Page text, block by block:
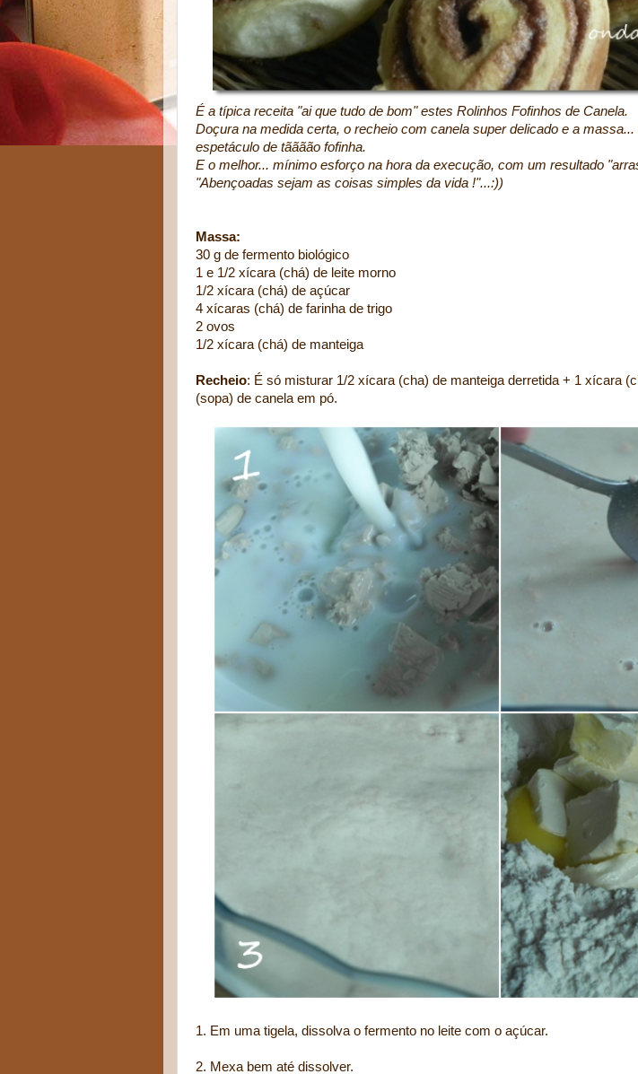
É a típica receita "ai que tudo de bom" estes Rolinhos Fofinhos de Canela.
Doçura na medida certa, o recheio com canela super delicado e a
espetáculo de tãããão fofinha.
E o melhor... mínimo esforço na hora da execução, com um resultado
"Abençoadas sejam as coisas simples da vida !"...:))
Massa:
30 g de fermento biológico
1 e 1/2 xícara (chá) de leite morno
1/2 xícara (chá) de açúcar
4 xícaras (chá) de farinha de trigo
2 ovos
1/2 xícara (chá) de manteiga
Recheio: É só misturar 1/2 xícara (cha) de manteiga derretida + 1 xícara
(sopa) de canela em pó.
1. Em uma tigela, dissolva o fermento no leite com o açúcar.
2. Mexa bem até dissolver.